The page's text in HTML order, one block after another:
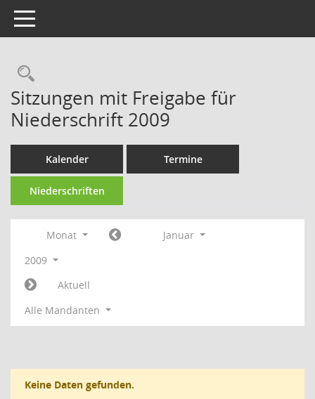
Toggle navigation
Rechercheauswahl
Sitzungen mit Freigabe für
Niederschrift 2009
Kalender Termine
Niederschriften
Monat
Januar
2009
Aktuell
Alle Mandanten
Keine Daten gefunden.